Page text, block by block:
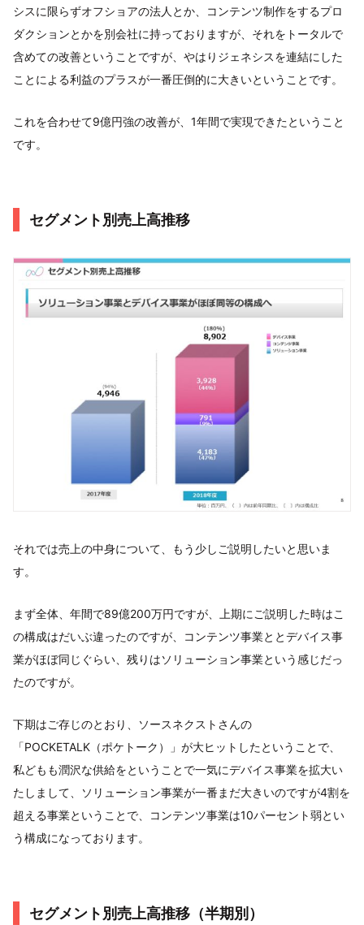
シスに限らずオフショアの法人とか、コンテンツ制作をするプロ
ダクションとかを別会社に持っておりますが、それをトータルで
含めての改善ということですが、やはりジェネシスを連結にした
ことによる利益のプラスが一番圧倒的に大きいということです。
これを合わせて9億円強の改善が、1年間で実現できたということ
です。
セグメント別売上高推移
それでは売上の中身について、もう少しご説明したいと思いま
す。
まず全体、年間で89億200万円ですが、上期にご説明した時はこ
の構成はだいぶ違ったのですが、コンテンツ事業ととデバイス事
業がほぼ同じぐらい、残りはソリューション事業という感じだっ
たのですが。
下期はご存じのとおり、ソースネクストさんの
「POCKETALK（ポケトーク）」が大ヒットしたということで、
私どもも潤沢な供給をということで一気にデバイス事業を拡大い
たしまして、ソリューション事業が一番まだ大きいのですが4割を
超える事業ということで、コンテンツ事業は10パーセント弱とい
う構成になっております。
セグメント別売上高推移（半期別）